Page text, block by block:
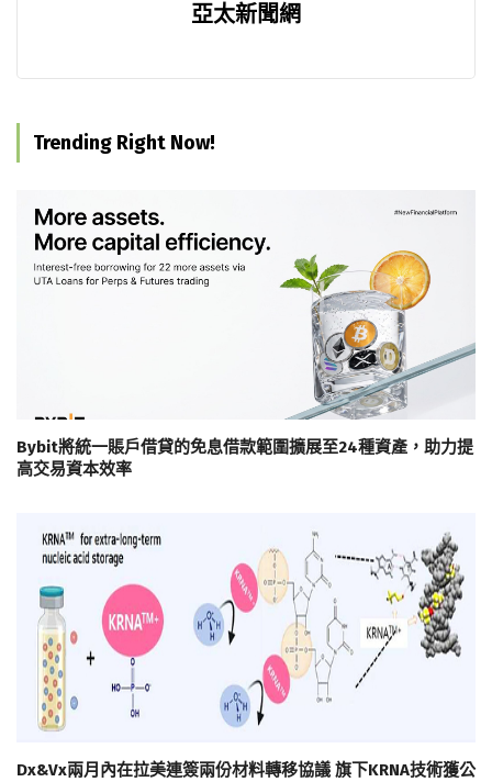
亞太新聞網
Trending Right Now!
Bybit將統一賬戶借貸的免息借款範圍擴展至24種資產，助力提
高交易資本效率
Dx&Vx兩月內在拉美連簽兩份材料轉移協議 旗下KRNA技術獲公